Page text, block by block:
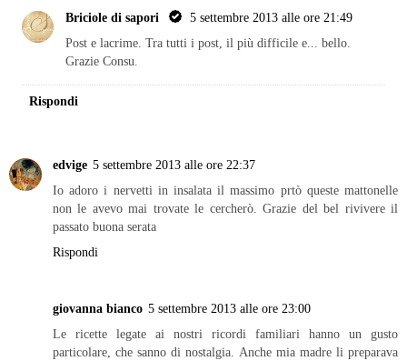
Briciole di sapori
5 settembre 2013 alle ore 21:49
Post e lacrime. Tra tutti i post, il più difficile e... bello.
Grazie Consu.
Rispondi
edvige 5 settembre 2013 alle ore 22:37
Io adoro i nervetti in insalata il massimo prtò queste mattonelle
non le avevo mai trovate le cercherò. Grazie del bel rivivere il
passato buona serata
Rispondi
giovanna bianco 5 settembre 2013 alle ore 23:00
Le ricette legate ai nostri ricordi familiari hanno un gusto
particolare, che sanno di nostalgia. Anche mia madre li preparava